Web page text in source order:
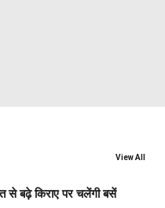
View All
से बढ़े किराए पर चलेंगी बसें